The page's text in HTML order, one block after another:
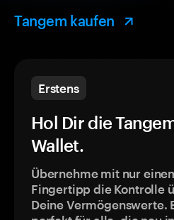
Tangem kaufen
Erstens
Hol Dir die
Wallet.
Übernehme mit nur
Fingertipp die Kontrolle
Deine Vermögenswerte.